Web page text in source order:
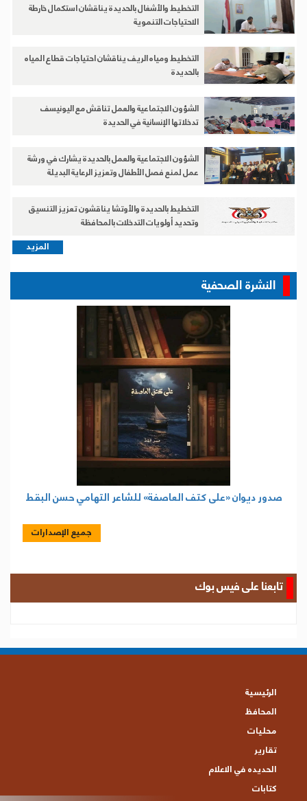
التخطيط والأشغال بالحديدة يناقشان استكمال خارطة
الاحتياجات التنموية
التخطيط ومياه الريف يناقشان احتياجات قطاع المياه
بالحديدة
الشؤون الاجتماعية والعمل تناقش مع اليونيسف
تدخلاتها الإنسانية في الحديدة
الشؤون الاجتماعية والعمل بالحديدة يشارك في ورشة
عمل لمنع فصل الأطفال وتعزيز الرعاية البديلة
التخطيط بالحديدة والأوتشا يناقشون تعزيز التنسيق
وتحديد أولويات التدخلات بالمحافظة
المزيد
النشرة الصحفية
صدور ديوان «على كتف العاصفة» للشاعر التهامي حسن البقط
جميع الإصدارات
تابعنا على فيس بوك
الرئيسية
المحافظ
محليات
تقارير
الحديده في الاعلام
كتابات